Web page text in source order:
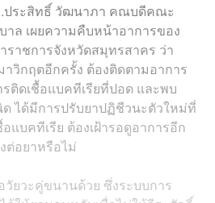
ประสิทธิ์ วัฒนาภา คณบดีคณะ
ล เผยความคืบหน้าอาการของ
ราชการจังหวัดสมุทรสาคร ว่า
วิกฤตอีกครั้ง ต้องติดตามอาการ
ติดเชื้อแบคทีเรียที่ปอด และพบ
ได้มีการปรับยาปฏิชีวนะตัวใหม่ที่
แบคทีเรีย ต้องเฝ้ารอดูอาการอีก
ต่อยาหรือไม่
วัยวะคู่ขนานด้วย ซึ่งระบบการ